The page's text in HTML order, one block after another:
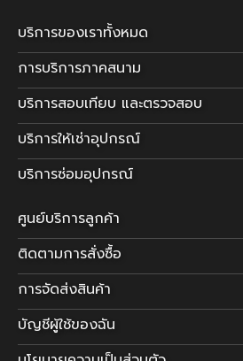
บริการของเราทั้งหมด
การบริการภาคสนาม
บริการสอบเทียบ และตรวจสอบ
บริการให้เช่าอุปกรณ์
บริการซ่อมอุปกรณ์
ศูนย์บริการลูกค้า
ติดตามการสั่งซื้อ
การจัดส่งสินค้า
บัญชีผู้ใช้ของฉัน